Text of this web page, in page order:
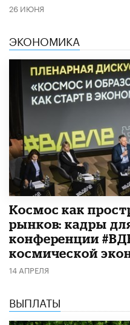
26 ИЮНЯ
ЭКОНОМИКА
Космос как
рынков: кадры
конференции
космической
14 АПРЕЛЯ
ВЫПЛАТЫ